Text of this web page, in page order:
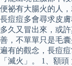
便祕有大腸火的人
長痘痘多會尋求皮
多久又冒出來，或
善，不單單只是毛
遍有的觀念，長痘
「滅火」。 1、額